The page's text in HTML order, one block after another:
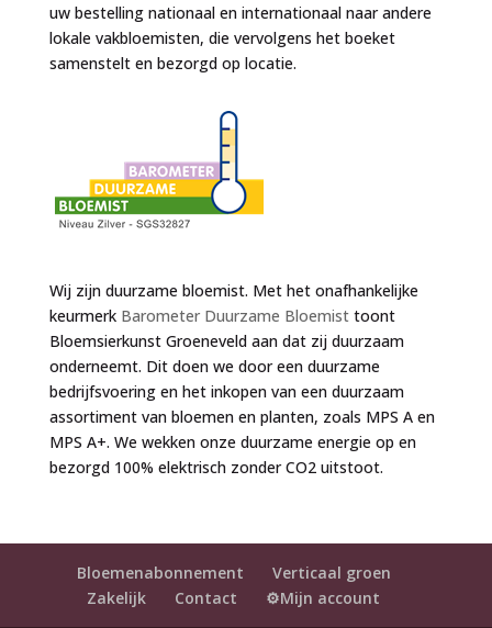
uw bestelling nationaal en internationaal naar andere
lokale vakbloemisten, die vervolgens het boeket
samenstelt en bezorgd op locatie.
Wij zijn duurzame bloemist. Met het onafhankelijke
keurmerk Barometer Duurzame Bloemisttoont
Bloemsierkunst Groeneveld aan dat zij duurzaam
onderneemt. Dit doen we door een duurzame
bedrijfsvoering en het inkopen van een duurzaam
assortiment van bloemen en planten, zoals MPS A en
MPS A+. We wekken onze duurzame energie op en
bezorgd 100% elektrisch zonder CO2 uitstoot.
Bloemenabonnement
Verticaal groen
Zakelijk
Contact ⚙️Mijn account